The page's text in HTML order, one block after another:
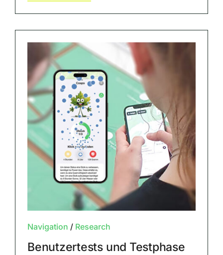
Navigation / Research
Benutzertests und Testphase